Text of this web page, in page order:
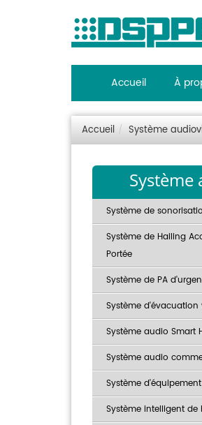
Accueil À
Accueil Système
Système
Système de
Système de Hailing
Portée
Système de PA
Système d'évacuation
Système audio Smart
Système audio
Système
Système intelligent de